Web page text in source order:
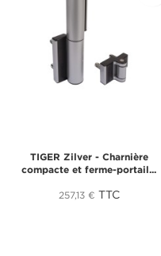
TIGER Zilver - Charnière
compacte et ferme-portail...
257,13 € TTC